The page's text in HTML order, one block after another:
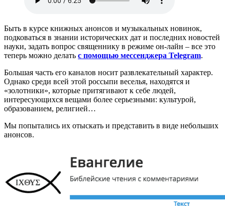
Быть в курсе книжных анонсов и музыкальных новинок,
подковаться в знании исторических дат и последних новостей
науки, задать вопрос священнику в режиме он-лайн – все это
теперь можно делать с помощью мессенджера Telegram.
Большая часть его каналов носит развлекательный характер.
Однако среди всей этой россыпи веселья, находятся и
«золотники», которые притягивают к себе людей,
интересующихся вещами более серьезными: культурой,
образованием, религией…
Мы попытались их отыскать и представить в виде небольших
анонсов.